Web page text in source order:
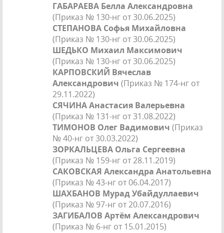
ГАБАРАЕВА Белла Александровна
(Приказ № 130-нг от 30.06.2025)
СТЕПАНОВА Софья Михайловна
(Приказ № 130-нг от 30.06.2025)
ШЕДЬКО Михаил Максимович
(Приказ № 130-нг от 30.06.2025)
КАРПОВСКИЙ Вячеслав
Александрович (Приказ № 174-нг от
29.11.2022)
СЯЧИНА Анастасия Валерьевна
(Приказ № 131-нг от 31.08.2022)
ТИМОНОВ Олег Вадимович (Приказ
№ 40-нг от 30.03.2022)
ЗОРКАЛЬЦЕВА Ольга Сергеевна
(Приказ № 159-нг от 28.11.2019)
САКОВСКАЯ Александра Анатольевна
(Приказ № 43-нг от 06.04.2017)
ШАХБАНОВ Мурад Убайдуллаевич
(Приказ № 97-нг от 20.07.2016)
ЗАГИБАЛОВ Артём Александрович
(Приказ № 6-нг от 15.01.2015)